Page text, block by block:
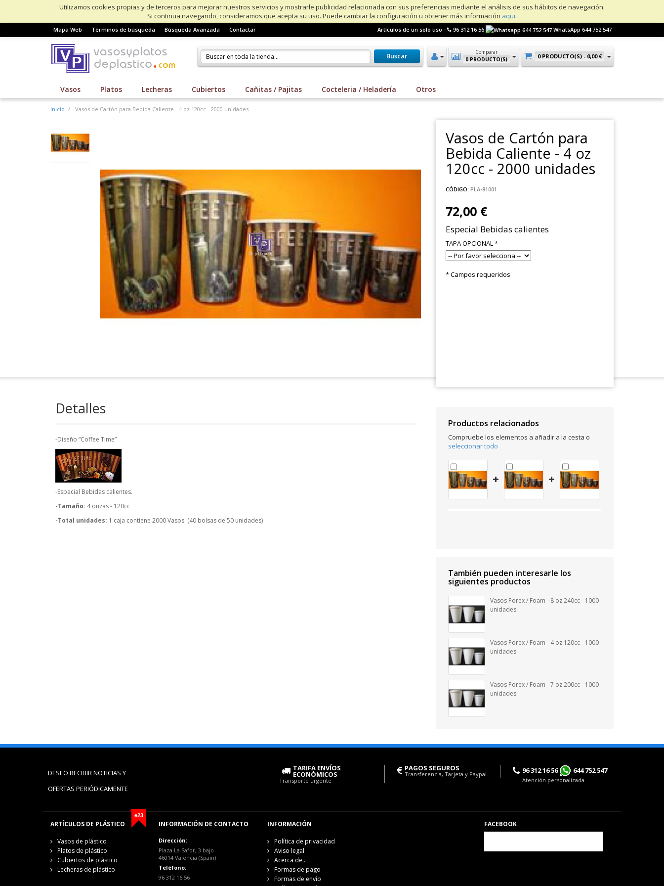
Utilizamos cookies propias y de terceros para mejorar nuestros servicios y mostrarle publicidad relacionada con sus preferencias mediante el análisis de sus hábitos de navegación.
Si continua navegando, consideramos que acepta su uso. Puede cambiar la configuración u obtener más información aqui.
Mapa Web Términos de búsqueda Búsqueda Avanzada Contactar Artículos de un solo uso - 96 312 16 56 WhatsApp 644 752 547
0 PRODUCTO(S) - 0,00 €
Comparar
0 PRODUCTO(S)
Buscar
Vasos Platos Lecheras Cubiertos Cañitas / Pajitas Cocteleria / Heladería Otros
Inicio Vasos de Cartón para Bebida Caliente - 4 oz 120cc - 2000 unidades
Vasos de Cartón para
Bebida Caliente - 4 oz
120cc - 2000 unidades
CÓDIGO: PLA-81001
72,00 €
Especial Bebidas calientes
TAPA OPCIONAL*
* Campos requeridos
Productos relacionados
Compruebe los elementos a añadir a la cesta o
seleccionar todo
También pueden interesarle los
siguientes productos
Vasos Porex / Foam - 8 oz 240cc - 1000
unidades
Vasos Porex / Foam - 4 oz 120cc - 1000
unidades
Vasos Porex / Foam - 7 oz 200cc - 1000
unidades
Detalles
-Diseño “Coffee Time”
-Especial Bebidas calientes.
-Tamaño: 4 onzas - 120cc
-Total unidades: 1 caja contiene 2000 Vasos. (40 bolsas de 50 unidades)
DESEO RECIBIR NOTICIAS Y
OFERTAS PERIÓDICAMENTE
TARIFA ENVÍOS
ECONÓMICOS
Transporte urgente
PAGOS SEGUROS
Transferencia, Tarjeta y Paypal 96 312 16 56 644 752 547
Atención personalizada
e23
ARTÍCULOS DE PLÁSTICO
Vasos de plástico
Platos de plástico
Cubiertos de plástico
Lecheras de plástico
INFORMACIÓN DE CONTACTO
Dirección:
Plaza La Safor, 3 bajo
46014 Valencia (Spain)
Teléfono:
96 312 16 56
INFORMACIÓN
Política de privacidad
Aviso legal
Acerca de...
Formas de pago
Formas de envío
FACEBOOK